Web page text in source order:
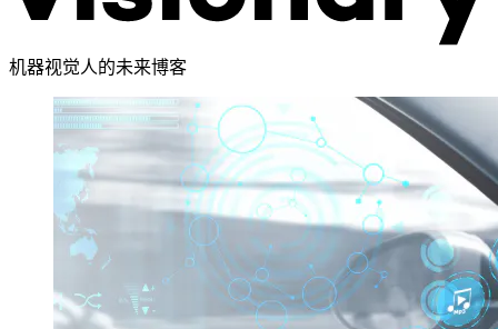
机器视觉人的未来博客